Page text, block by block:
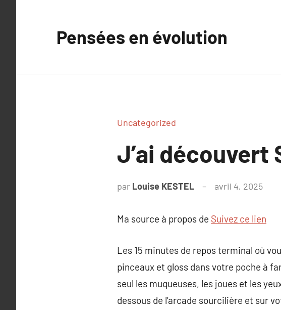
Pensées en évolution
Uncategorized
J’ai découvert
par Louise KESTEL avril 4, 2025
Ma source à propos de Suivez ce lien
Les 15 minutes de repos terminal où
pinceaux et gloss dans votre poche à
seul les muqueuses, les joues et les
dessous de l’arcade sourcilière et sur